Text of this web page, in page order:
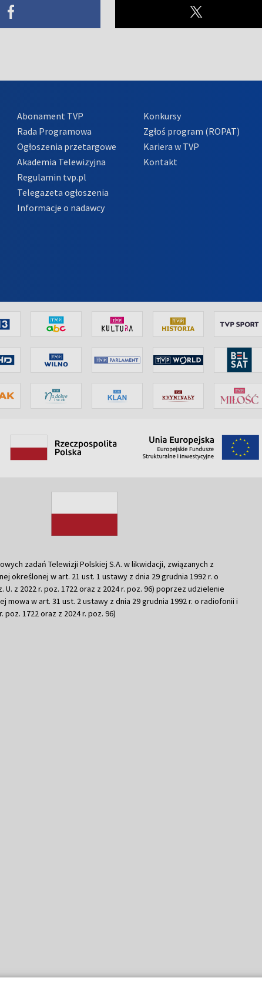
Abonament TVP
Rada Programowa
Ogłoszenia przetargowe
Akademia Telewizyjna
Regulamin tvp.pl
Telegazeta ogłoszenia
Informacje o nadawcy
Konkursy
Zgłoś program (ROPAT)
Kariera w TVP
Kontakt
zadań Telewizji Polskiej S.A. w likwidacji, związanych z
określonej w art. 21 ust. 1 ustawy z dnia 29 grudnia 1992 r. o
U. z 2022 r. poz. 1722 oraz z 2024 r. poz. 96) poprzez udzielenie
mowa w art. 31 ust. 2 ustawy z dnia 29 grudnia 1992 r. o radiofonii i
poz. 1722 oraz z 2024 r. poz. 96)